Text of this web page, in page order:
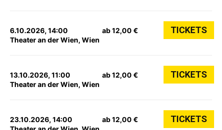
6.10.2026, 14:00
Theater an der Wien, Wien
ab 12,00 € TICKETS
13.10.2026, 11:00
Theater an der Wien, Wien
ab 12,00 € TICKETS
23.10.2026, 14:00
ab 12,00 € TICKETS